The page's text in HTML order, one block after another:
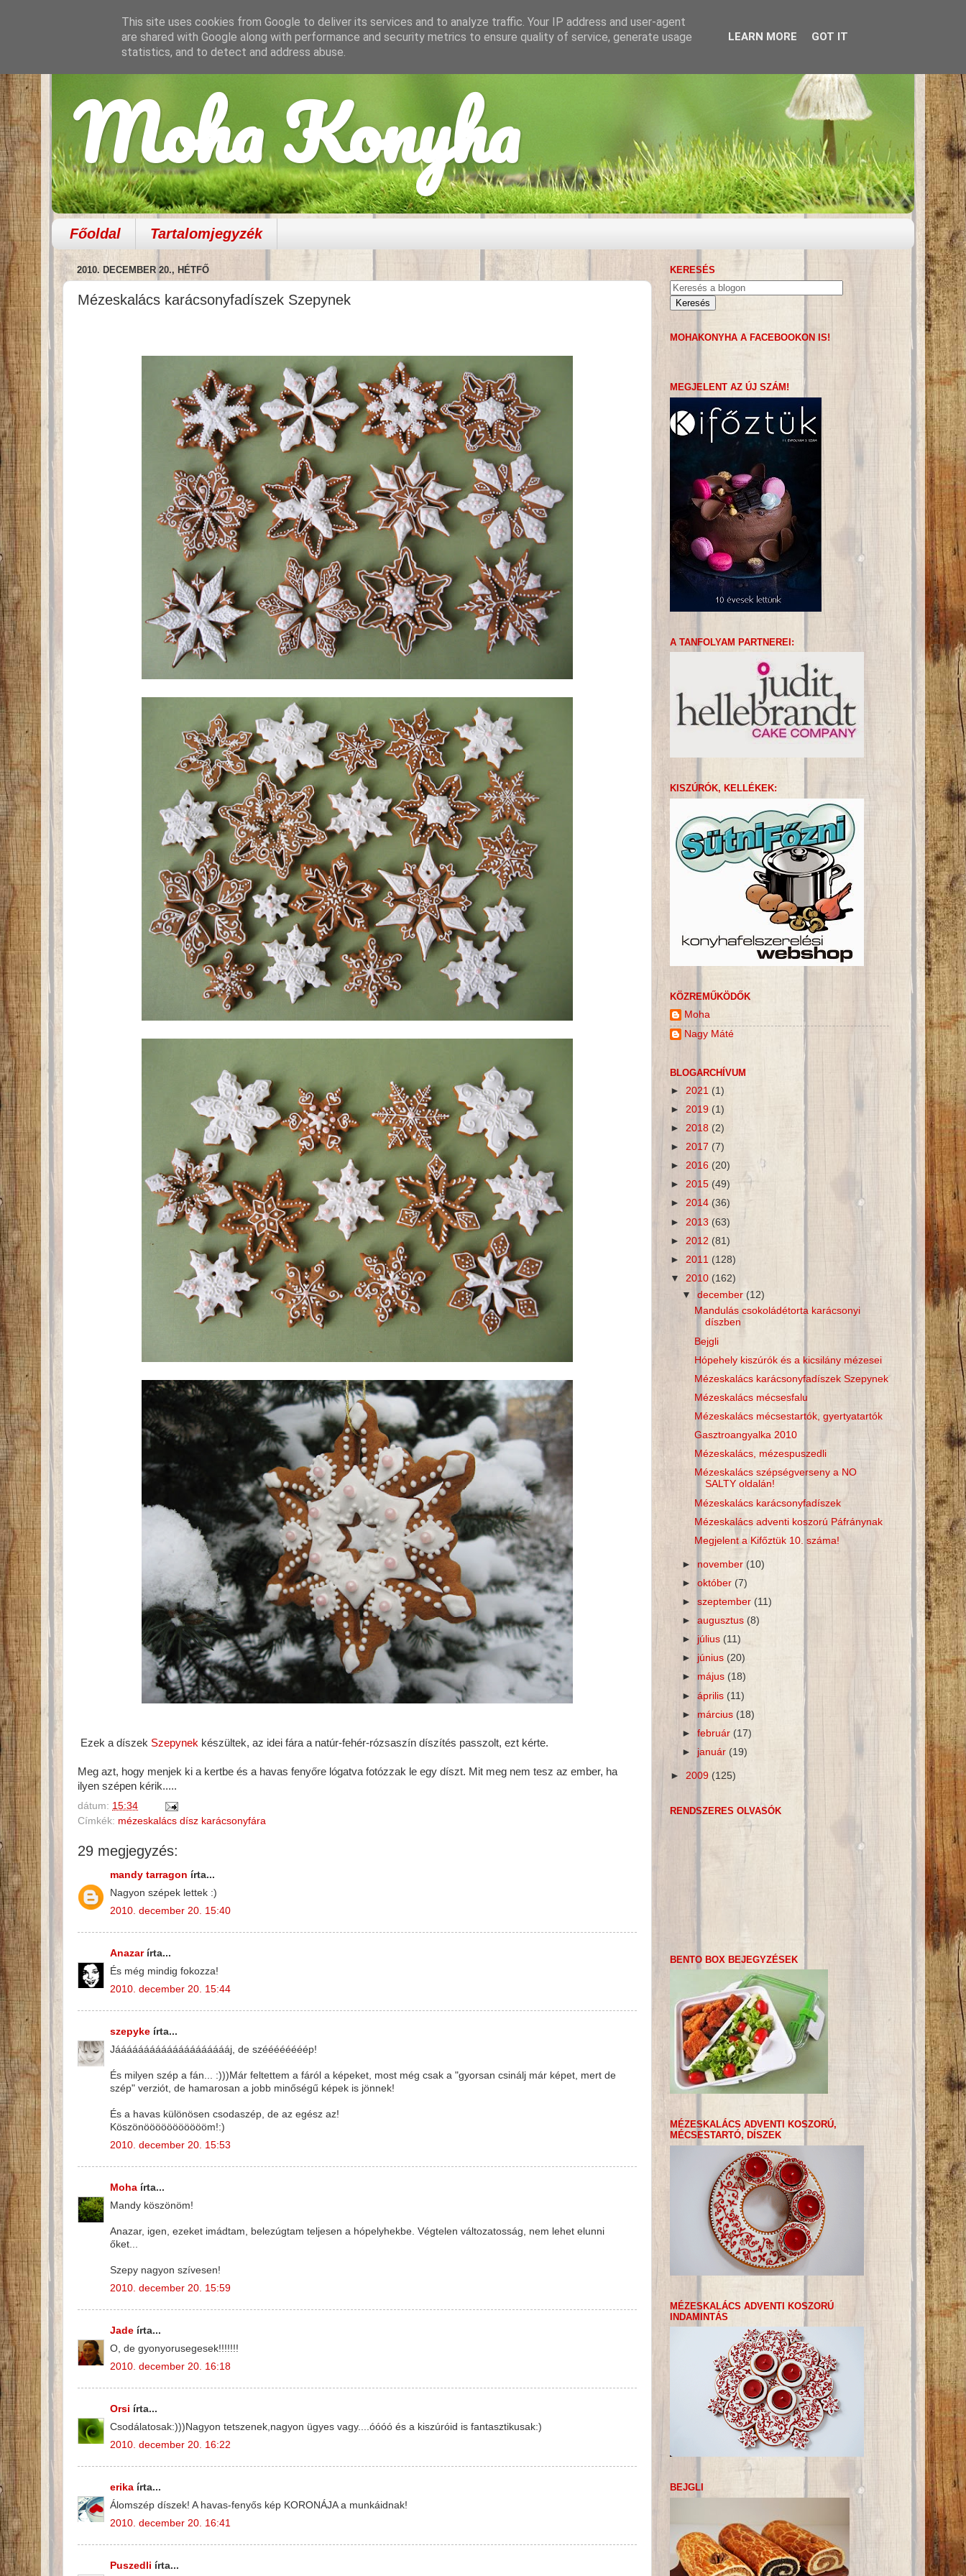
Moha Konyha
Főoldal Tartalomjegyzék
2010. DECEMBER 20., HÉTFŐ
Mézeskalács karácsonyfadíszek Szepynek
Ezek a díszek Szepynek készültek, az idei fára a natúr-fehér-rózsaszín díszítés passzolt, ezt kérte.
Meg azt, hogy menjek ki a kertbe és a havas fenyőre lógatva fotózzak le egy díszt. Mit meg nem tesz az ember, ha
ilyen szépen kérik.....
dátum: 15:34
Címkék: mézeskalács dísz karácsonyfára
29 megjegyzés:
mandy tarragon írta...
Nagyon szépek lettek :)
2010. december 20. 15:40
Anazarírta...
És még mindig fokozza!
2010. december 20. 15:44
szepyke írta...
Jááááááááááááááááááááj, de széééééééép!
És milyen szép a fán... :)))Már feltettem a fáról a képeket, most még csak a "gyorsan csinálj már képet, mert de
szép" verziót, de hamarosan a jobb minőségű képek is jönnek!
És a havas különösen csodaszép, de az egész az!
Köszönöööööööööööm!:)
2010. december 20. 15:53
Moha írta...
Mandy köszönöm!
Anazar, igen, ezeket imádtam, belezúgtam teljesen a hópelyhekbe. Végtelen változatosság, nem lehet elunni
őket...
Szepy nagyon szívesen!
2010. december 20. 15:59
Jade írta...
O, de gyonyorusegesek!!!!!!!
2010. december 20. 16:18
Orsi írta...
Csodálatosak:)))Nagyon tetszenek,nagyon ügyes vagy....óóóó és a kiszúróid is fantasztikusak:)
2010. december 20. 16:22
erika írta...
Álomszép díszek! A havas-fenyős kép KORONÁJA a munkáidnak!
2010. december 20. 16:41
Puszedli írta...
KERESÉS
MOHAKONYHA A FACEBOOKON IS!
MEGJELENT AZ ÚJ SZÁM!
A TANFOLYAM PARTNEREI:
KISZÚRÓK, KELLÉKEK:
KÖZREMŰKÖDŐK
Moha
Nagy Máté
BLOGARCHÍVUM
► 2021 (1)
► 2019 (1)
► 2018 (2)
► 2017 (7)
► 2016 (20)
► 2015 (49)
► 2014 (36)
► 2013 (63)
► 2012 (81)
► 2011 (128)
▼ 2010 (162)
▼december(12)
Mandulás csokoládétorta karácsonyi
díszben
Bejgli
Hópehely kiszúrók és a kicsilány mézesei
Mézeskalács karácsonyfadíszek Szepynek
Mézeskalács mécsesfalu
Mézeskalács mécsestartók, gyertyatartók
Gasztroangyalka 2010
Mézeskalács, mézespuszedli
Mézeskalács szépségverseny a NO
SALTY oldalán!
Mézeskalács karácsonyfadíszek
Mézeskalács adventi koszorú Páfránynak
Megjelent a Kifőztük 10. száma!
► november (10)
►október (7)
►szeptember (11)
►augusztus(8)
► július (11)
► június (20)
► május (18)
►április (11)
► március (18)
►február (17)
► január (19)
► 2009 (125)
RENDSZERES OLVASÓK
BENTO BOX BEJEGYZÉSEK
MÉZESKALÁCS ADVENTI KOSZORÚ,
MÉCSESTARTÓ, DÍSZEK
MÉZESKALÁCS ADVENTI KOSZORÚ
INDAMINTÁS
BEJGLI
This site uses cookies from Google to deliver its services and to analyze traffic. Your IP address and user-agent
are shared with Google along with performance and security metrics to ensure quality of service, generate usage
statistics, and to detect and address abuse.
LEARN MORE GOT IT